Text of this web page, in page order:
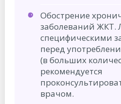
Обострение
заболеваний ЖКТ.
специфическими
перед
(в больших
рекомендуется
врачом.